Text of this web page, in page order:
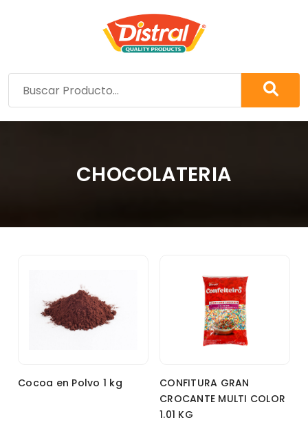
CHOCOLATERIA
Cocoa en Polvo 1 kg
CONFITURA GRAN
CROCANTE MULTI COLOR
1.01 KG